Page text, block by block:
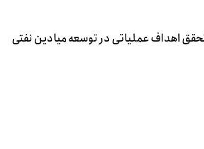
اهداف عملیاتی در توسعه میادین نفتی